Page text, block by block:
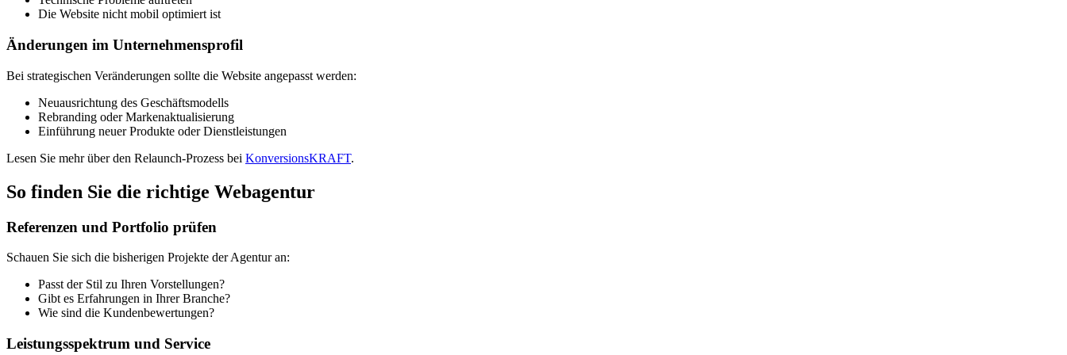
Die Website nicht mobil optimiert ist
Änderungen im Unternehmensprofil
Bei strategischen Veränderungen sollte die Website angepasst werden:
Neuausrichtung des Geschäftsmodells
Rebranding oder Markenaktualisierung
Einführung neuer Produkte oder Dienstleistungen
Lesen Sie mehr über den Relaunch-Prozess bei KonversionsKRAFT.
So finden Sie die richtige Webagentur
Referenzen und Portfolio prüfen
Schauen Sie sich die bisherigen Projekte der Agentur an:
Passt der Stil zu Ihren Vorstellungen?
Gibt es Erfahrungen in Ihrer Branche?
Wie sind die Kundenbewertungen?
Leistungsspektrum und Service